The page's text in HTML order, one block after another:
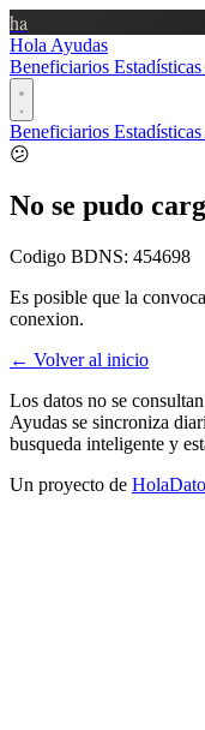
ha
Hola Ayudas
Beneficiarios Estadísticas
Beneficiarios Estadísticas
😕
No se pudo
Codigo BDNS: 454698
Es posible que la
conexion.
← Volver al inicio
Los datos no se
Ayudas se sincroniza
busqueda inteligente y
Un proyecto de